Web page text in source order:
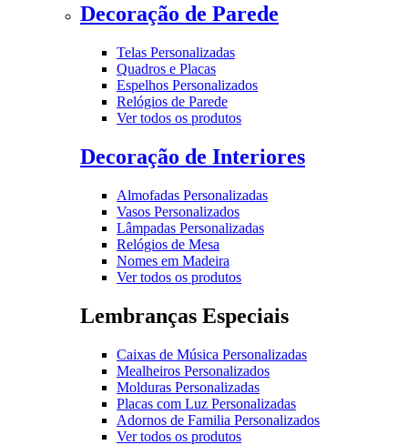
Decoração de Parede
Telas Personalizadas
Quadros e Placas
Espelhos Personalizados
Relógios de Parede
Ver todos os produtos
Decoração de Interiores
Almofadas Personalizadas
Vasos Personalizados
Lâmpadas Personalizadas
Relógios de Mesa
Nomes em Madeira
Ver todos os produtos
Lembranças Especiais
Caixas de Música Personalizadas
Mealheiros Personalizados
Molduras Personalizadas
Placas com Luz Personalizadas
Adornos de Familia Personalizados
Ver todos os produtos